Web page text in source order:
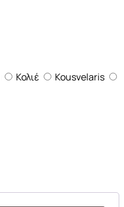
Κολιέ
Kousvelaris